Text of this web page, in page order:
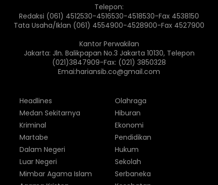
Telepon:
Redaksi (061) 4512530-4516530-4518530-Fax 4538150
Tata Usaha/Iklan (061) 4554900-4528900-Fax 4527900
Kantor Perwakilan
Jakarta: Jln. Balikpapan No.3 Jakarta 10130, Telepon
(021)3847909-Fax: (021) 3850328
Emai:hariansib.co@gmail.com
Headlines
Medan Sekitarnya
Kriminal
Martabe
Dalam Negeri
Luar Negeri
Olahraga
Hiburan
Ekonomi
Pendidikan
Hukum
Sekolah
Mimbar Agama Islam
Serbaneka